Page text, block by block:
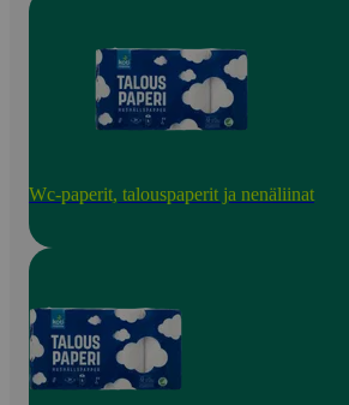
Wc-paperit, talouspaperit ja nenäliinat